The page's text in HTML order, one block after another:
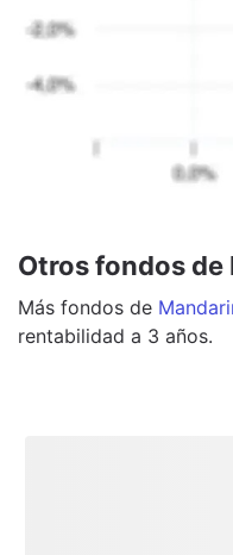
Otros fondos
Más fondos de
rentabilidad a 3 años.